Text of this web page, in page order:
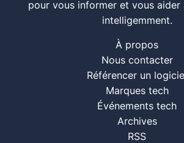
pour vous informer et vous aider
intelligemment.
À propos
Nous contacter
Référencer un logiciel
Marques tech
Événements tech
Archives
RSS